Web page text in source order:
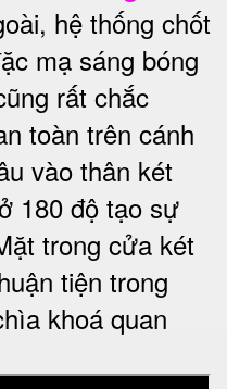
hệ thống chốt
mạ sáng bóng
rất chắc
toàn trên cánh
vào thân két
180 độ tạo sự
trong cửa két
tiện trong
khoá quan